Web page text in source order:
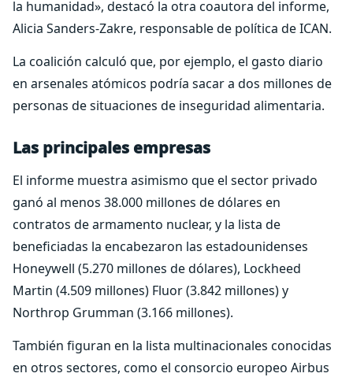
la humanidad», destacó la otra coautora del informe,
Alicia Sanders-Zakre, responsable de política de ICAN.
La coalición calculó que, por ejemplo, el gasto diario
en arsenales atómicos podría sacar a dos millones de
personas de situaciones de inseguridad alimentaria.
Las principales empresas
El informe muestra asimismo que el sector privado
ganó al menos 38.000 millones de dólares en
contratos de armamento nuclear, y la lista de
beneficiadas la encabezaron las estadounidenses
Honeywell (5.270 millones de dólares), Lockheed
Martin (4.509 millones) Fluor (3.842 millones) y
Northrop Grumman (3.166 millones).
También figuran en la lista multinacionales conocidas
en otros sectores, como el consorcio europeo Airbus